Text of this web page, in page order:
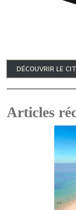
DÉCOUVRIR LE
Articles